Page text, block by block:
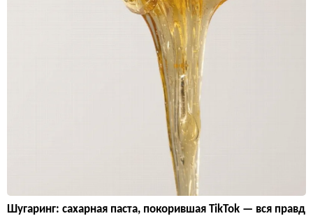
Шугаринг: сахарная паста, покорившая TikTok — вся правд